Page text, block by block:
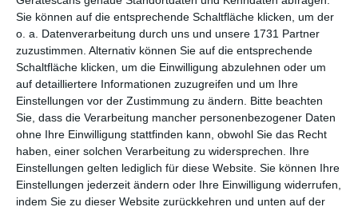
Sie können auf die entsprechende Schaltfläche klicken, um der
o. a. Datenverarbeitung durch uns und unsere 1731 Partner
zuzustimmen. Alternativ können Sie auf die entsprechende
Schaltfläche klicken, um die Einwilligung abzulehnen oder um
auf detailliertere Informationen zuzugreifen und um Ihre
Einstellungen vor der Zustimmung zu ändern. Bitte beachten
Sie, dass die Verarbeitung mancher personenbezogener Daten
ohne Ihre Einwilligung stattfinden kann, obwohl Sie das Recht
haben, einer solchen Verarbeitung zu widersprechen. Ihre
Einstellungen gelten lediglich für diese Website. Sie können Ihre
Einstellungen jederzeit ändern oder Ihre Einwilligung widerrufen,
indem Sie zu dieser Website zurückkehren und unten auf der
WEITERE KARTEN IN DIESEN
KATEGORIEN ANSEHEN
Christliche Religion und Feiertage
Weihnachten, Weihnachtskarten
Weihnachtskarten für Kinder
besinnliche Weihnachtsgrüße
humorvolle Weihnachtskarten